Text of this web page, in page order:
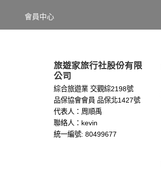
會員中心
旅遊家旅行社股份有限
公司
綜合旅遊業 交觀綜2198號
品保協會會員 品保北1427號
代表人：周順禹
聯絡人：kevin
統一編號: 80499677